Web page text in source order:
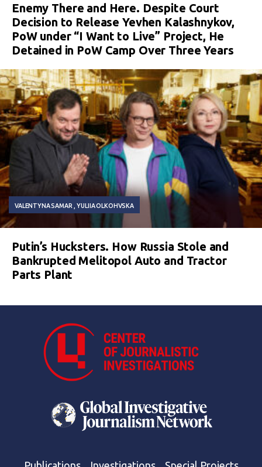
Enemy There and Here. Despite Court
Decision to Release Yevhen Kalashnykov,
PoW under “I Want to Live” Project, He
Detained in PoW Camp Over Three Years
VALENTYNA SAMAR YULIIA OLKOHVSKA
Putin’s Hucksters. How Russia Stole and
Bankrupted Melitopol Auto and Tractor
Parts Plant